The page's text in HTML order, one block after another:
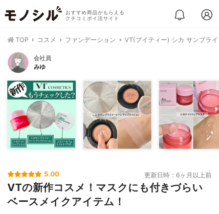
おすすめ商品がもらえる
クチコミポイ活サイト
TOP コスメ ファンデーション VT(ブイティー) シカ サンプラ
会社員
みゆ
5.00 更新日時：6ヶ月以上前
VTの新作コスメ！マスクにも付きづらい
ベースメイクアイテム！